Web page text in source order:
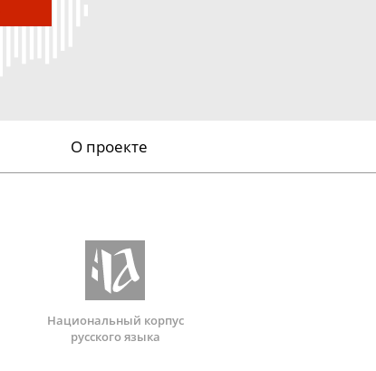
О проекте
Национальный корпус
русского языка